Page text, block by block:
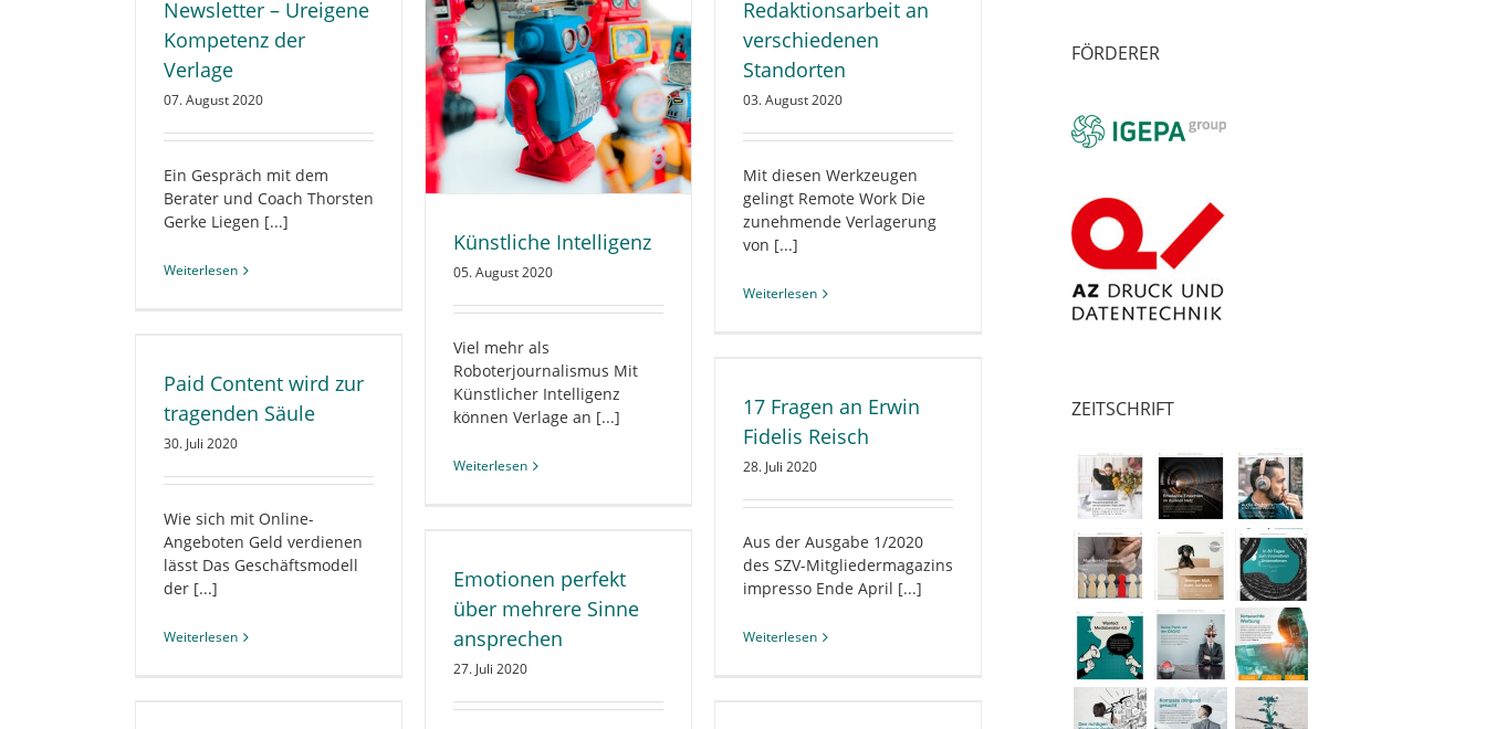
Newsletter – Ureigene
Kompetenz der
Verlage
07. August 2020
Ein Gespräch mit dem
Berater und Coach Thorsten
Gerke Liegen [...]
Weiterlesen
Künstliche Intelligenz
ALLGEMEIN
Künstliche Intelligenz
05. August 2020
Viel mehr als
Roboterjournalismus Mit
Künstlicher Intelligenz
können Verlage an [...]
Weiterlesen
PERSONAL REDAKTION
Redaktionsarbeit an
verschiedenen
Standorten
03. August 2020
Mit diesen Werkzeugen
gelingt Remote Work Die
zunehmende Verlagerung
von [...]
Weiterlesen
Paid Content wird zur
tragenden Säule
30. Juli 2020
Wie sich mit Online-
Angeboten Geld verdienen
lässt Das Geschäftsmodell
der [...]
Weiterlesen
17 Fragen an Erwin Fidelis Reisch
ALLGEMEIN
AUS DEN VERLAGEN
PORTRÄT VERLAGSLEITUNG
17 Fragen an Erwin
Fidelis Reisch
28. Juli 2020
Aus der Ausgabe 1/2020
des SZV-Mitgliedermagazins
impresso Ende April [...]
Weiterlesen
Emotionen perfekt über
mehrere Sinne ansprechen
ALLGEMEIN HERSTELLUNG
PUBLIKATIONEN
Emotionen perfekt
über mehrere Sinne
ansprechen
27. Juli 2020
gesunkene Verkaufsauflagen
FÖRDERER
ZEITSCHRIFT